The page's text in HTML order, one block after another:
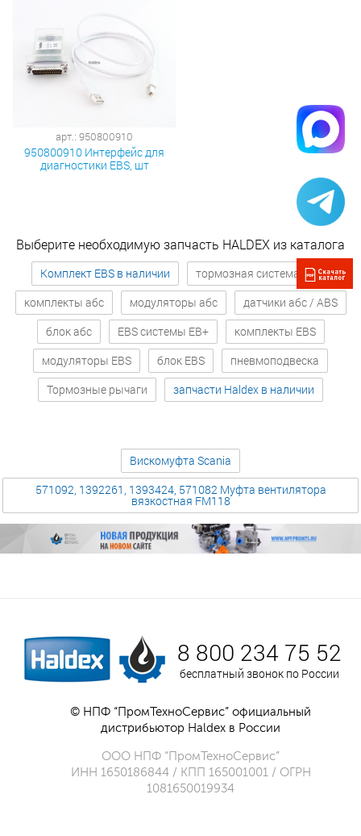
арт.: 950800910
950800910 Интерфейс для
диагностики EBS, шт
Выберите необходимую запчасть HALDEX из каталога
Комплект EBS в наличии
тормозная система абс
комплекты абс
модуляторы абс
датчики абс / ABS
блок абс
EBS системы EB+
комплекты EBS
модуляторы EBS
блок EBS
пневмоподвеска
Тормозные рычаги
запчасти Haldex в наличии
Вискомуфта Scania
571092, 1392261, 1393424, 571082 Муфта вентилятора
вязкостная FM118
8 800 234 75 52
бесплатный звонок по России
© НПФ “ПромТехноСервис” официальный
дистрибьютор Haldex в России
ООО НПФ “ПромТехноСервис”
ИНН 1650186844 / КПП 165001001 / ОГРН
1081650019934